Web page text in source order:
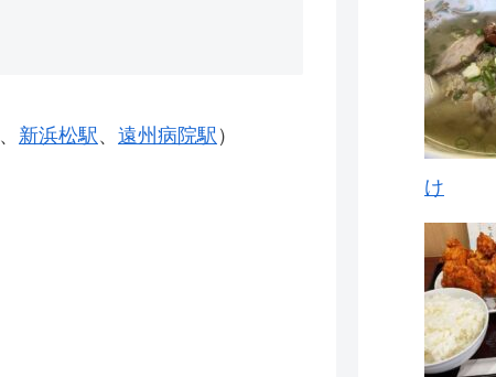
、 新浜松駅、 遠州病院駅 ）
け